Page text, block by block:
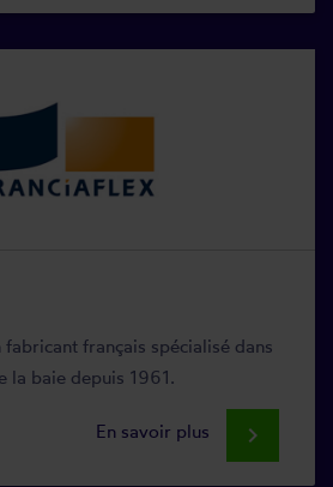
fabricant français spécialisé dans
la baie depuis 1961.
En savoir plus keyboard_arrow_right